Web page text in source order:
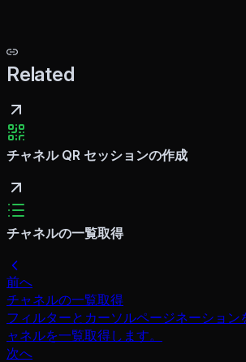
Related
チャネル QR セッションの作成
チャネルの一覧取得
前へ
チャネルの一覧取得
フィルターとカーソルページネーション
ャネルを一覧取得します。
次へ